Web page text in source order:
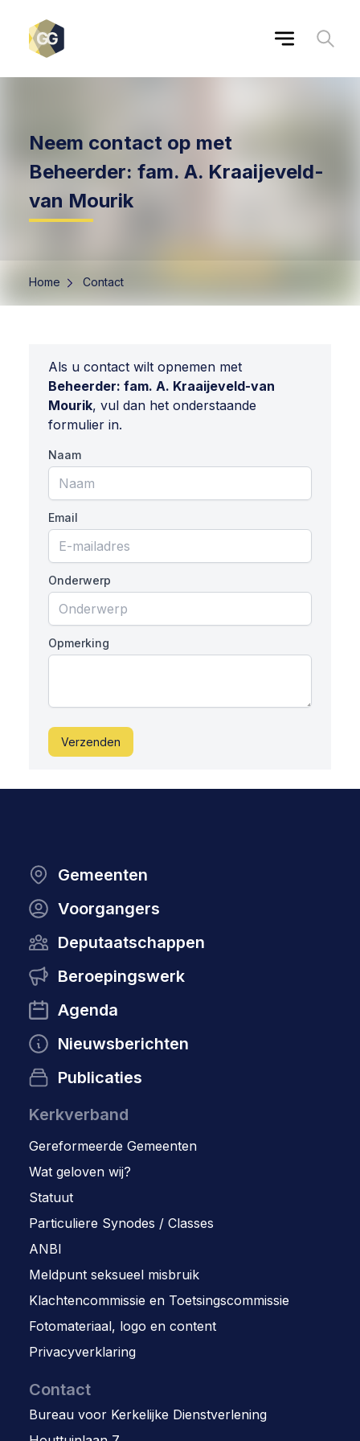
Neem contact op met
Beheerder: fam. A. Kraaijeveld-
van Mourik
Home Contact
Als u contact wilt opnemen met
Beheerder: fam. A. Kraaijeveld-van
Mourik, vul dan het onderstaande
formulier in.
Naam
Email
Onderwerp
Opmerking
Verzenden
Gemeenten
Voorgangers
Deputaatschappen
Beroepingswerk
Agenda
Nieuwsberichten
Publicaties
Kerkverband
Gereformeerde Gemeenten
Wat geloven wij?
Statuut
Particuliere Synodes / Classes
ANBI
Meldpunt seksueel misbruik
Klachtencommissie en Toetsingscommissie
Fotomateriaal, logo en content
Privacyverklaring
Contact
Bureau voor Kerkelijke Dienstverlening